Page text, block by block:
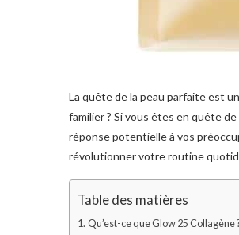
La quête de la peau parfaite est
familier ? Si vous êtes en quête
réponse potentielle à vos
révolutionner votre routine
Table des matières
Qu’est-ce que Glow 25 Collagène